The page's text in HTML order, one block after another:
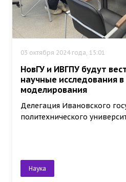
03 октября 2024 года, 15:01
НовГУ и ИВГПУ будут
научные исследования
моделирования
Делегация Ивановского
политехнического
Наука